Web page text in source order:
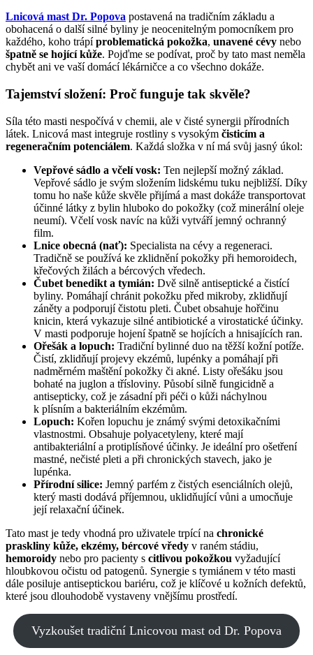
Lnicová mast Dr. Popova postavená na tradičním základu a
obohacená o další silné byliny je neocenitelným pomocníkem pro
každého, koho trápíproblematická pokožka, unavené cévy nebo
špatně se hojící kůže. Pojďme se podívat, proč by tato mast neměla
chybět ani ve vaší domácí lékárničce a co všechno dokáže.
Tajemství složení: Proč funguje tak skvěle?
Síla této masti nespočívá v chemii, ale v čisté synergii přírodních
látek. Lnicová mast integruje rostliny s vysokým čisticím a
regeneračním potenciálem. Každá složka v ní má svůj jasný úkol:
Vepřové sádlo a včelí vosk: Ten nejlepší možný základ.
Vepřové sádlo je svým složením lidskému tuku nejbližší. Díky
tomu ho naše kůže skvěle přijímá a mast dokáže transportovat
účinné látky z bylin hluboko do pokožky (což minerální oleje
neumí). Včelí vosk navíc na kůži vytváří jemný ochranný
film.
Lnice obecná (nať): Specialista na cévy a regeneraci.
Tradičně se používá ke zklidnění pokožky při hemoroidech,
křečových žilách a bércových vředech.
Čubet benedikt a tymián: Dvě silně antiseptické a čistící
byliny. Pomáhají chránit pokožku před mikroby, zklidňují
záněty a podporují čistotu pleti. Čubet obsahuje hořčinu
knicin, která vykazuje silné antibiotické a virostatické účinky.
V masti podporuje hojení špatně se hojících a hnisajících ran.
Ořešák a lopuch: Tradiční bylinné duo na těžší kožní potíže.
Čistí, zklidňují projevy ekzémů, lupénky a pomáhají při
nadměrném maštění pokožky či akné. Listy ořešáku jsou
bohaté na juglon a třísloviny. Působí silně fungicidně a
antisepticky, což je zásadní při péči o kůži náchylnou
k plísním a bakteriálním ekzémům.
Lopuch: Kořen lopuchu je známý svými detoxikačními
vlastnostmi. Obsahuje polyacetyleny, které mají
antibakteriální a protiplísňové účinky. Je ideální pro ošetření
mastné, nečisté pleti a při chronických stavech, jako je
lupénka.
Přírodní silice: Jemný parfém z čistých esenciálních olejů,
který masti dodává příjemnou, uklidňující vůni a umocňuje
její relaxační účinek.
Tato mast je tedy vhodná pro uživatele trpící na chronické
praskliny kůže, ekzémy, bércové vředy v raném stádiu,
hemoroidy nebo pro pacienty s citlivou pokožkou vyžadující
hloubkovou očistu od patogenů. Synergie s tymiánem v této masti
dále posiluje antiseptickou bariéru, což je klíčové u kožních defektů,
které jsou dlouhodobě vystaveny vnějšímu prostředí.
Vyzkoušet tradiční Lnicovou mast od Dr. Popova